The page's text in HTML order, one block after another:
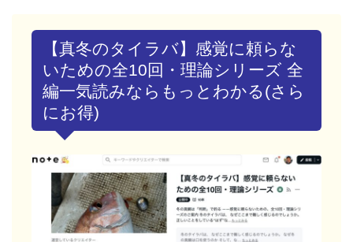
【真冬のタイラバ】感覚に頼らな
いための全10回・理論シリーズ 全
編一気読みならもっとわかる(さら
にお得)